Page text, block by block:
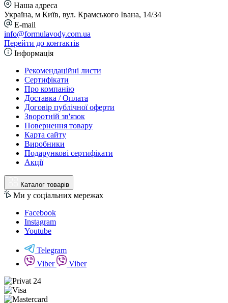
Наша адреса
Україна, м Київ, вул. Крамського Івана, 14/34
E-mail
info@formulavody.com.ua
Перейти до контактів
Інформація
Рекомендаційні листи
Сертифікати
Про компанію
Доставка / Оплата
Договір публічної оферти
Зворотній зв'язок
Повернення товару
Карта сайту
Виробники
Подарункові сертифікати
Акції
Каталог товарів
Ми у соціальних мережах
Facebook
Instagram
Youtube
Telegram
Viber
Viber